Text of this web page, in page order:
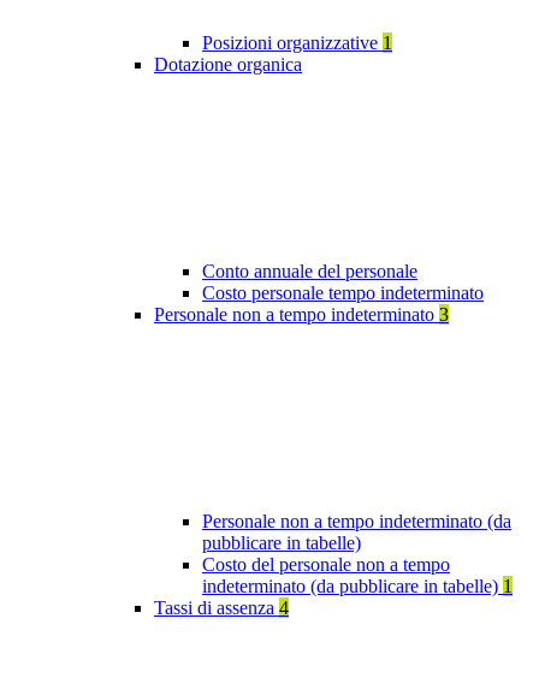
Posizioni organizzative 1
Dotazione organica
Conto annuale del personale
Costo personale tempo indeterminato
Personale non a tempo indeterminato 3
Personale non a tempo indeterminato (da
pubblicare in tabelle)
Costo del personale non a tempo
indeterminato (da pubblicare in tabelle) 1
Tassi di assenza 4